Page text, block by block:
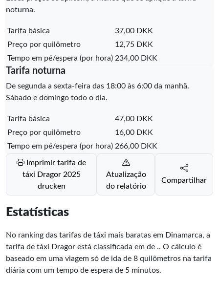
noturna.
Tarifa básica
37,00 DKK
Preço por quilômetro
12,75 DKK
Tempo em pé/espera (por hora) 234,00 DKK
Tarifa noturna
De segunda a sexta-feira das 18:00 às 6:00 da manhã.
Sábado e domingo todo o dia.
Tarifa básica
47,00 DKK
Preço por quilômetro
16,00 DKK
Tempo em pé/espera (por hora) 266,00 DKK
táxi Dragor 2025
drucken
Atualização
do relatório
Compartilhar
Estatísticas
No ranking das tarifas de táxi mais baratas em Dinamarca, a
tarifa de táxi Dragor está classificada em de .. O cálculo é
baseado em uma viagem só de ida de 8 quilômetros na tarifa
diária com um tempo de espera de 5 minutos.